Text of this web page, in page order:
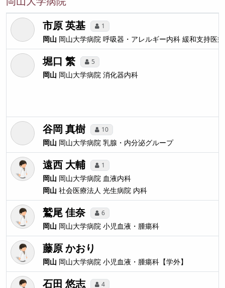
市原 英基 1
岡山 岡山大学病院 呼吸器・アレルギー内科 緩和支持医
堀口 繁 5
岡山 岡山大学病院 消化器内科
谷岡 真樹 10
岡山 岡山大学病院 乳腺・内分泌グループ
遠西 大輔 1
岡山 岡山大学病院 血液内科
岡山 社会医療法人 光生病院 内科
鷲尾 佳奈 6
岡山 岡山大学病院 小児血液・腫瘍科
藤原 かおり
岡山 岡山大学病院 小児血液・腫瘍科【学外】
石田 悠志 4